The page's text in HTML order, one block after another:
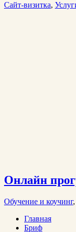
Сайт-визитка,
Онлайн
Обучение и коучинг,
Главная
Бриф